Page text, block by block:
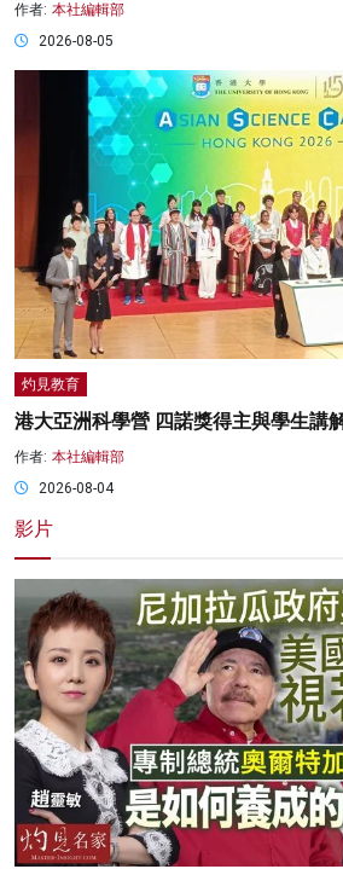
作者: 本社編輯部
2026-08-05
灼見教育
港大亞洲科學營 四諾獎得主與學生講
作者: 本社編輯部
2026-08-04
影片